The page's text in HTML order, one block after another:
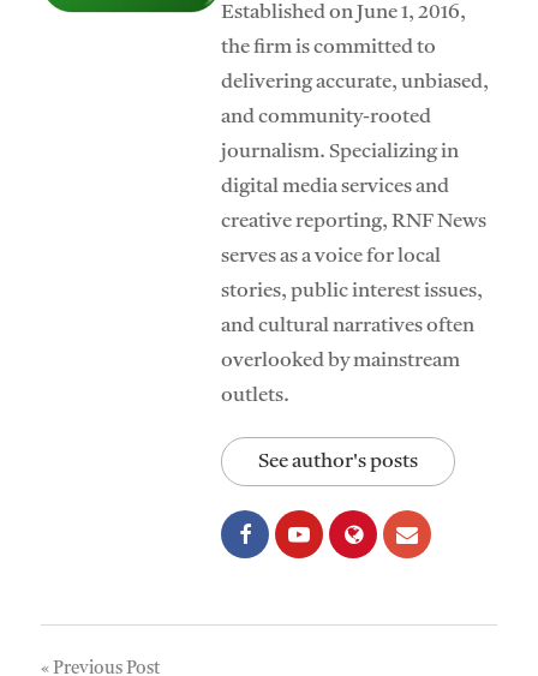
Established on June 1, 2016,
the firm is committed to
delivering accurate, unbiased,
and community-rooted
journalism. Specializing in
digital media services and
creative reporting, RNF News
serves as a voice for local
stories, public interest issues,
and cultural narratives often
overlooked by mainstream
outlets.
See author's posts
Previous Post